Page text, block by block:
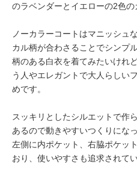
のラベンダーとイエローの2色の
ノーカラーコートはマニッシュ
カル柄が合わさることでシンプ
柄のある白衣を着てみたいけれ
う人やエレガントで大人らしい
めです。
スッキリとしたシルエットで作
あるので動きやすいつくりにな
左側に内ポケット、右脇ポケッ
おり、使いやすさも追求されて